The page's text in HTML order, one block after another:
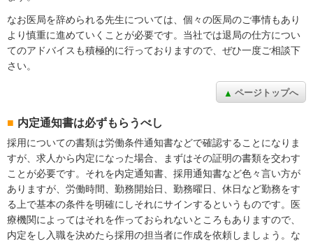
なお医局を辞められる先生については、個々の医局のご事情もあり
より慎重に進めていくことが必要です。当社では退局の仕方につい
てのアドバイスも積極的に行っておりますので、ぜひ一度ご相談下
さい。
ページトップへ
内定通知書は必ずもらうべし
採用についての書類は労働条件通知書などで確認することになりま
すが、求人から内定になった場合、まずはその証明の書類を交わす
ことが必要です。それを内定通知書、採用通知書など色々言い方が
ありますが、労働時間、勤務開始日、勤務曜日、休日など勤務をす
る上で基本の条件を明確にしそれにサインするというものです。医
療機関によってはそれを作っておられないところもありますので、
内定をし入職を決めたら採用の担当者に作成を依頼しましょう。な